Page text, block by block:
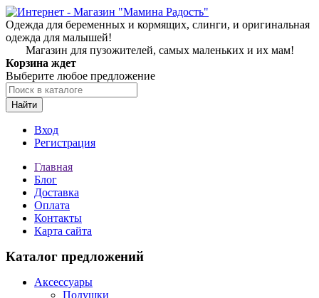
Одежда для беременных и кормящих, слинги, и оригинальная
одежда для малышей!
Магазин для пузожителей, самых маленьких и их мам!
Корзина ждет
Выберите любое предложение
Найти
Вход
Регистрация
Главная
Блог
Доставка
Оплата
Контакты
Карта сайта
Каталог предложений
Аксессуары
Подушки